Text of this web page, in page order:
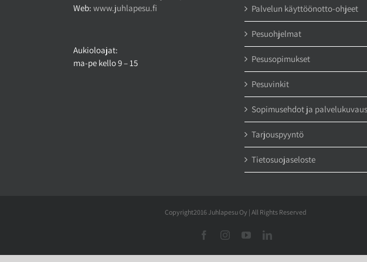
Web: www.juhlapesu.fi
Aukioloajat:
ma-pe kello 9 – 15
Palvelun käyttöönotto-ohjeet
Pesuohjelmat
Pesusopimukset
Pesuvinkit
Sopimusehdot ja palvelukuvaus
Tarjouspyyntö
Tietosuojaseloste
Copyright2016 Juhlapesu Oy | All Rights Reserved
FacebookInstagramYouTubeLinkedIn